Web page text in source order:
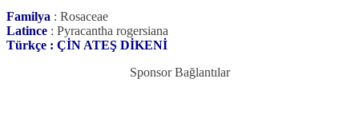
Familya : Rosaceae
Latince : Pyracantha rogersiana
Türkçe : ÇİN ATEŞ DİKENİ
Sponsor Bağlantılar